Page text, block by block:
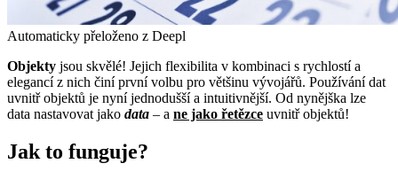
Automaticky přeloženo z Deepl
Objekty jsou skvělé! Jejich flexibilita v kombinaci s rychlostí a
elegancí z nich činí první volbu pro většinu vývojářů. Používání dat
uvnitř objektů je nyní jednodušší a intuitivnější. Od nynějška lze
data nastavovat jako data – a ne jako řetězce uvnitř objektů!
Jak to funguje?